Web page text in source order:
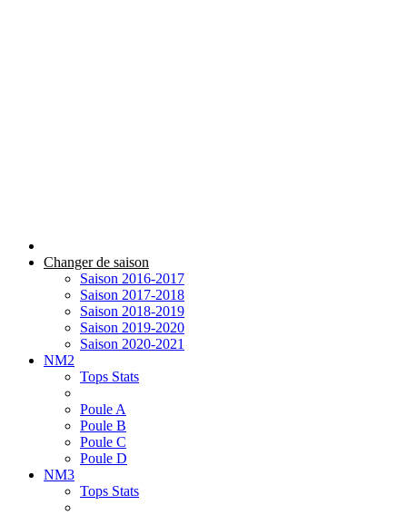
Changer de saison
Saison 2016-2017
Saison 2017-2018
Saison 2018-2019
Saison 2019-2020
Saison 2020-2021
NM2
Tops Stats
Poule A
Poule B
Poule C
Poule D
NM3
Tops Stats